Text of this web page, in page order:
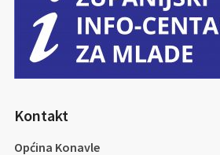
Kontakt
Općina Konavle